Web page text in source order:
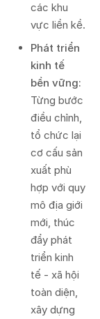
các khu
vực liền kề.
Phát triển
kinh tế
bền vững:
Từng bước
điều chỉnh,
tổ chức lại
cơ cấu sản
xuất phù
hợp với quy
mô địa giới
mới, thúc
đẩy phát
triển kinh
tế - xã hội
toàn diện,
xây dựng